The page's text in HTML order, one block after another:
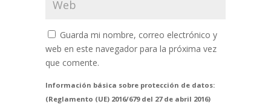
Guarda mi nombre, correo electrónico y
web en este navegador para la próxima vez
que comente.
Información básica sobre protección de datos:
(Reglamento (UE) 2016/679 del 27 de abril 2016)